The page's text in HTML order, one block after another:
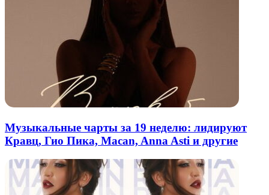
Музыкальные чарты за 19 неделю: лидируют
Кравц, Гио Пика, Macan, Anna Asti и другие